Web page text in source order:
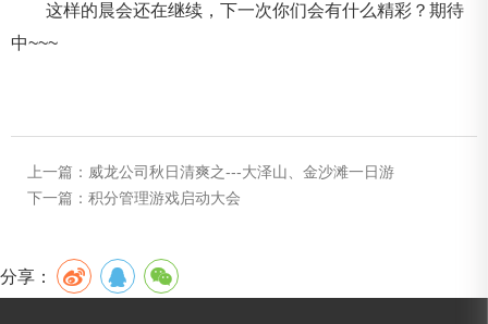
这样的晨会还在继续，下一次你们会有什么精彩？期待
中~~~
上一篇： 威龙公司秋日清爽之---大泽山、金沙滩一日游
下一篇： 积分管理游戏启动大会
分享：